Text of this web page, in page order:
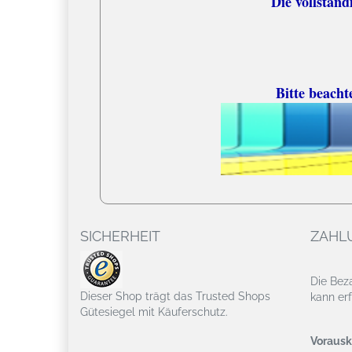
Bitte
SICHERHEIT
Dieser Shop trägt das Trusted Shops
Gütesiegel mit Käuferschutz.
Die
kann